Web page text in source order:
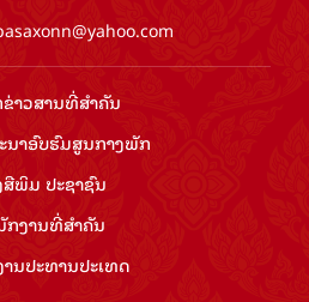
າວ​ສານ​ທີ່​ສຳ​ຄັນ​
ນາອົບຮົມ​ສູນ​ກາງ​ພັກ
ພິມ ປະ​ຊາ​ຊົນ
ກ​ງານ​ທີ່​ສຳ​ຄັນ
ນ​ປະ​ທານ​ປະ​ເທດ